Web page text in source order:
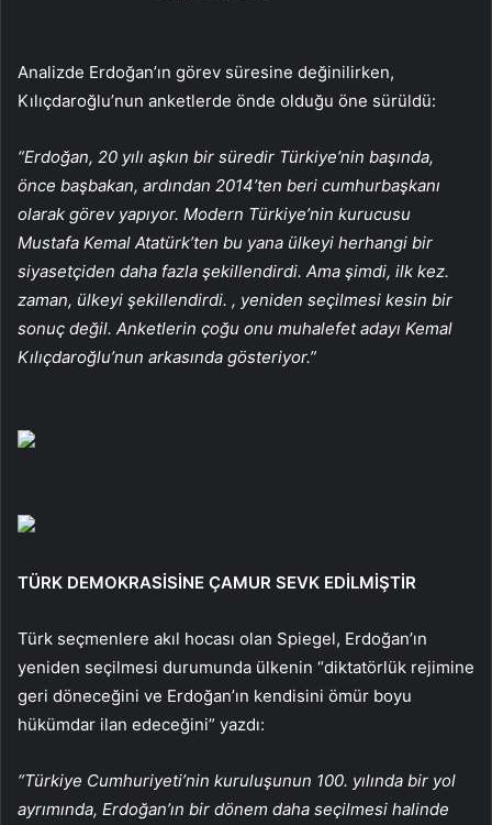
Analizde Erdoğan’ın görev süresine değinilirken,
Kılıçdaroğlu’nun anketlerde önde olduğu öne sürüldü:
“Erdoğan, 20 yılı aşkın bir süredir Türkiye’nin başında,
önce başbakan, ardından 2014’ten beri cumhurbaşkanı
olarak görev yapıyor. Modern Türkiye’nin kurucusu
Mustafa Kemal Atatürk’ten bu yana ülkeyi herhangi bir
siyasetçiden daha fazla şekillendirdi. Ama şimdi, ilk kez.
zaman, ülkeyi şekillendirdi. , yeniden seçilmesi kesin bir
sonuç değil. Anketlerin çoğu onu muhalefet adayı Kemal
Kılıçdaroğlu’nun arkasında gösteriyor.”
TÜRK DEMOKRASİSİNE ÇAMUR SEVK EDİLMİŞTİR
Türk seçmenlere akıl hocası olan Spiegel, Erdoğan’ın
yeniden seçilmesi durumunda ülkenin “diktatörlük rejimine
geri döneceğini ve Erdoğan’ın kendisini ömür boyu
hükümdar ilan edeceğini” yazdı:
“Türkiye Cumhuriyeti’nin kuruluşunun 100. yılında bir yol
ayrımında, Erdoğan’ın bir dönem daha seçilmesi halinde